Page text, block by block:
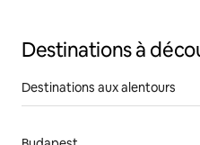
Destinations à
Destinations aux alentours